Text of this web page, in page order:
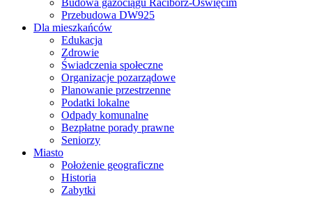
Budowa gazociągu Racibórz-Oświęcim
Przebudowa DW925
Dla mieszkańców
Edukacja
Zdrowie
Świadczenia społeczne
Organizacje pozarządowe
Planowanie przestrzenne
Podatki lokalne
Odpady komunalne
Bezpłatne porady prawne
Seniorzy
Miasto
Położenie geograficzne
Historia
Zabytki